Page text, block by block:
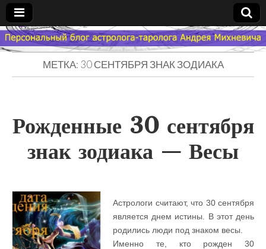
Гороскоп
Мой
Знак
Зодиака
— MZZ
МЕТКА: 30 СЕНТЯБРЯ ЗНАК ЗОДИАКА
Рожденные 30 сентября
знак зодиака — Весы
Астрологи считают, что 30 сентября
является днем истины. В этот день
родились люди под знаком весы.
Именно те, кто рожден 30